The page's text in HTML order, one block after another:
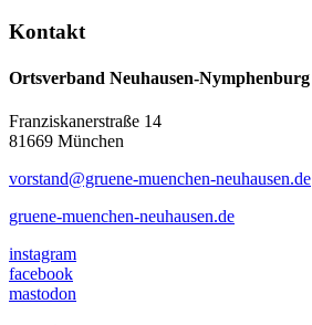
Kontakt
Ortsverband Neuhausen-Nymphenburg
Franziskanerstraße 14
81669 München
vorstand@gruene-muenchen-neuhausen.de
gruene-muenchen-neuhausen.de
instagram
facebook
mastodon